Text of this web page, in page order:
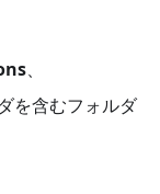
、
を含むフォルダ